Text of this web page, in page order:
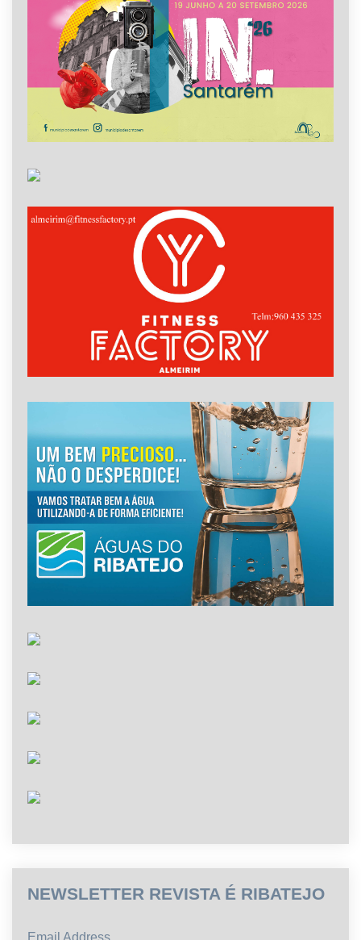
NEWSLETTER REVISTA É RIBATEJO
Email Address